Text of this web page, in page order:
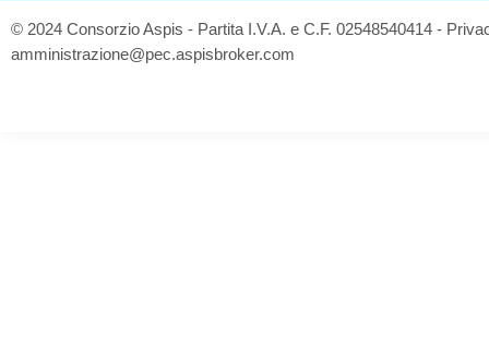
© 2024 Consorzio Aspis - Partita I.V.A. e C.F. 02548540414 -
amministrazione@pec.aspisbroker.com